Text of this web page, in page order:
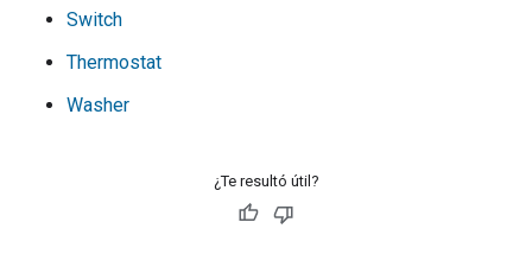
Switch
Thermostat
Washer
¿Te resultó útil?